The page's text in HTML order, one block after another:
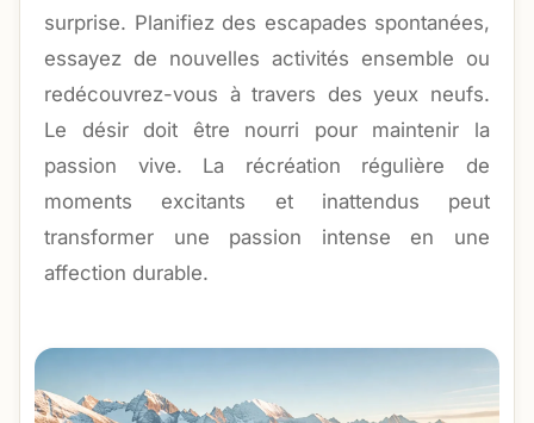
surprise. Planifiez des escapades spontanées,
essayez de nouvelles activités ensemble ou
redécouvrez-vous à travers des yeux neufs.
Le désir doit être nourri pour maintenir la
passion vive. La récréation régulière de
moments excitants et inattendus peut
transformer une passion intense en une
affection durable.